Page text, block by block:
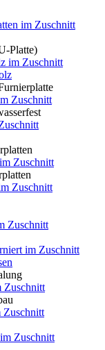
im Zuschnitt
Platte)
im Zuschnitt
Zuschnitt
Zuschnitt
Zuschnitt
Zuschnitt
im Zuschnitt
Zuschnitt
Zuschnitt
Zuschnitt